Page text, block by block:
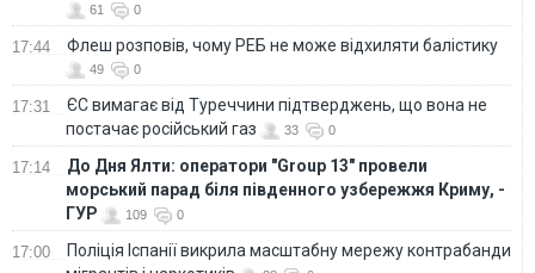
61 0
17:44 Флеш розповів, чому РЕБ не може відхиляти балістику
49 0
17:31
ЄС вимагає від Туреччини підтверджень, що вона не
постачає російський газ
33 0
17:14
До Дня Ялти: оператори "Group 13" провели
морський парад біля південного узбережжя Криму, -
ГУР
109 0
17:00
Поліція Іспанії викрила масштабну мережу контрабанди